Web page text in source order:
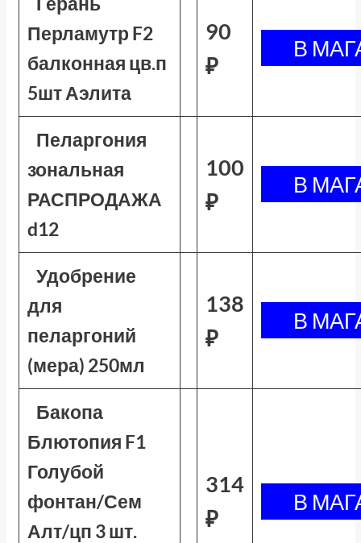
Перламутр F2
балконная цв.п
5шт Аэлита
90
₽
Пеларгония
зональная
РАСПРОДАЖА
d12
100
₽
Удобрение
для
пеларгоний
(мера) 250мл
138
₽
Бакопа
Блютопия F1
Голубой
фонтан/Сем
Алт/цп 3 шт.
314
₽